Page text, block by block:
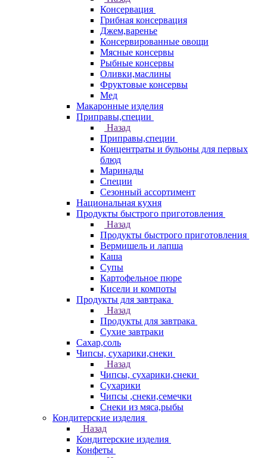
Консервация
Грибная консервация
Джем,варенье
Консервированные овощи
Мясные консервы
Рыбные консервы
Оливки,маслины
Фруктовые консервы
Мед
Макаронные изделия
Приправы,специи
Назад
Приправы,специи
Концентраты и бульоны для первых
блюд
Маринады
Специи
Сезонный ассортимент
Национальная кухня
Продукты быстрого приготовления
Назад
Продукты быстрого приготовления
Вермишель и лапша
Каша
Супы
Картофельное пюре
Кисели и компоты
Продукты для завтрака
Назад
Продукты для завтрака
Сухие завтраки
Сахар,соль
Чипсы, сухарики,снеки
Назад
Чипсы, сухарики,снеки
Сухарики
Чипсы ,снеки,семечки
Снеки из мяса,рыбы
Кондитерские изделия
Назад
Кондитерские изделия
Конфеты